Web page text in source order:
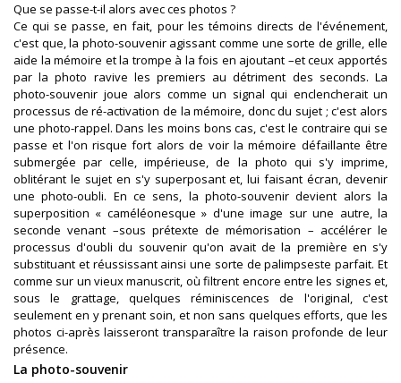
Que se passe-t-il alors avec ces photos ?
Ce qui se passe, en fait, pour les témoins directs de l'événement,
c'est que, la photo-souvenir agissant comme une sorte de grille, elle
aide la mémoire et la trompe à la fois en ajoutant –et ceux apportés
par la photo ravive les premiers au détriment des seconds. La
photo-souvenir joue alors comme un signal qui enclencherait un
processus de ré-activation de la mémoire, donc du sujet ; c'est alors
une photo-rappel. Dans les moins bons cas, c'est le contraire qui se
passe et l'on risque fort alors de voir la mémoire défaillante être
submergée par celle, impérieuse, de la photo qui s'y imprime,
oblitérant le sujet en s'y superposant et, lui faisant écran, devenir
une photo-oubli. En ce sens, la photo-souvenir devient alors la
superposition « caméléonesque » d'une image sur une autre, la
seconde venant –sous prétexte de mémorisation – accélérer le
processus d'oubli du souvenir qu'on avait de la première en s'y
substituant et réussissant ainsi une sorte de palimpseste parfait. Et
comme sur un vieux manuscrit, où filtrent encore entre les signes et,
sous le grattage, quelques réminiscences de l'original, c'est
seulement en y prenant soin, et non sans quelques efforts, que les
photos ci-après laisseront transparaître la raison profonde de leur
présence.
La photo-souvenir